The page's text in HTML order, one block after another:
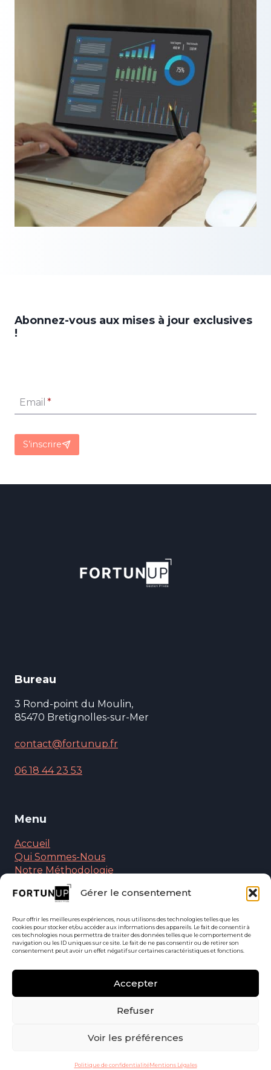
Gérer le consentement
Pour offrir les meilleures expériences, nous utilisons des technologies telles que les
cookies pour stocker et/ou accéder aux informations des appareils. Le fait de consentir à
ces technologies nous permettra de traiter des données telles que le comportement de
navigation ou les ID uniques sur ce site. Le fait de ne pas consentir ou de retirer son
consentement peut avoir un effet négatif sur certaines caractéristiques et fonctions.
Accepter
Refuser
Voir les préférences
Politique de confidentialitéMentions Légales
Abonnez-vous aux mises à jour exclusives
!
Email *
S’inscrire
Bureau
3 Rond-point du Moulin,
85470 Bretignolles-sur-Mer
contact@fortunup.fr
06 18 44 23 53
Menu
Accueil
Qui Sommes-Nous
Notre Méthodologie
Nos Solutions Particuliers
Nos Solutions Entreprises
Foire Aux Questions
Contactez-Nous
Mentions légales|Politique de confidentialité